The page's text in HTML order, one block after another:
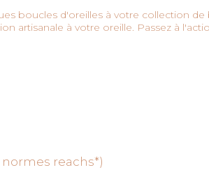
boucles d'oreilles à votre collection de
artisanale à votre oreille. Passez à
reachs*)